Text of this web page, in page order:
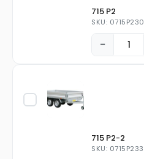
715 P2
SKU: 0715P230
−
715 P2-2
SKU: 0715P233